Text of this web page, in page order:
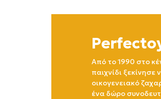
Από το 1990 στο
παιχνίδι ξεκίνησε
οικογενειακό
ένα δώρο